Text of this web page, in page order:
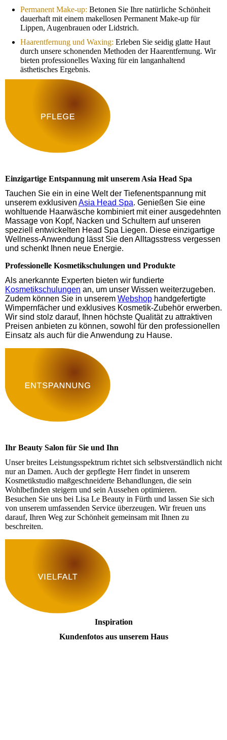
Permanent Make-up: Betonen Sie Ihre natürliche Schönheit
dauerhaft mit einem makellosen Permanent Make-up für
Lippen, Augenbrauen oder Lidstrich.
Haarentfernung und Waxing: Erleben Sie seidig glatte Haut
durch unsere schonenden Methoden der Haarentfernung. Wir
bieten professionelles Waxing für ein langanhaltend
ästhetisches Ergebnis.
Einzigartige Entspannung mit unserem Asia Head Spa
Tauchen Sie ein in eine Welt der Tiefenentspannung mit
unserem exklusiven Asia Head Spa. Genießen Sie eine
wohltuende Haarwäsche kombiniert mit einer ausgedehnten
Massage von Kopf, Nacken und Schultern auf unseren
speziell entwickelten Head Spa Liegen. Diese einzigartige
Wellness-Anwendung lässt Sie den Alltagsstress vergessen
und schenkt Ihnen neue Energie.
Professionelle Kosmetikschulungen und Produkte
Als anerkannte Experten bieten wir fundierte
Kosmetikschulungen an, um unser Wissen weiterzugeben.
Zudem können Sie in unserem Webshop handgefertigte
Wimpernfächer und exklusives Kosmetik-Zubehör erwerben.
Wir sind stolz darauf, Ihnen höchste Qualität zu attraktiven
Preisen anbieten zu können, sowohl für den professionellen
Einsatz als auch für die Anwendung zu Hause.
Ihr Beauty Salon für Sie und Ihn
Unser breites Leistungsspektrum richtet sich selbstverständlich nicht
nur an Damen. Auch der gepflegte Herr findet in unserem
Kosmetikstudio maßgeschneiderte Behandlungen, die sein
Wohlbefinden steigern und sein Aussehen optimieren.
Besuchen Sie uns bei Lisa Le Beauty in Fürth und lassen Sie sich
von unserem umfassenden Service überzeugen. Wir freuen uns
darauf, Ihren Weg zur Schönheit gemeinsam mit Ihnen zu
beschreiten.
Inspiration
Kundenfotos aus unserem Haus